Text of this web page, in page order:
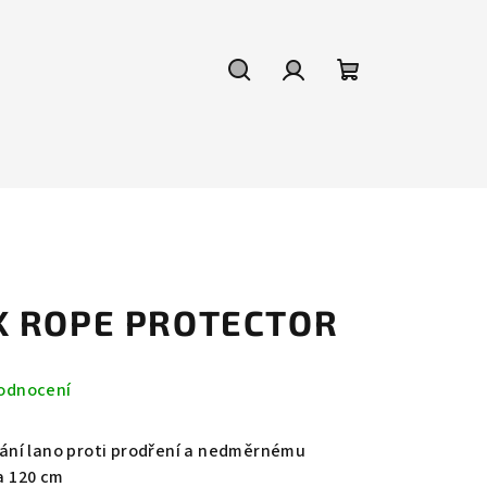
ROPE PROTECTOR
lano proti prodření a nedměrnému
120 cm